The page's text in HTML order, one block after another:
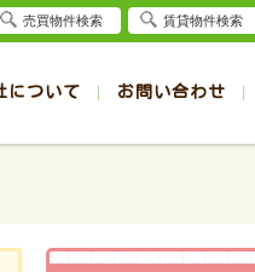
帯広の1DK～1LDK賃貸
旭川の1DK～1LDK賃貸
について お問い合わせ
売買物件検索 賃貸物件検索